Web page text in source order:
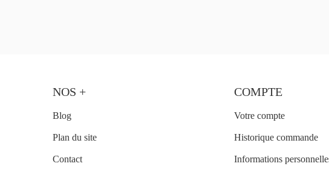
NOS +
Blog
Plan du site
Contact
COMPTE
Votre compte
Historique commande
Informations